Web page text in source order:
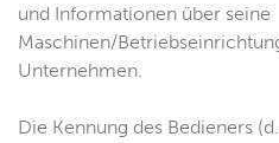
und Informationen über seine
Maschinen/
Unternehmen.
Die Kennung des Bedieners